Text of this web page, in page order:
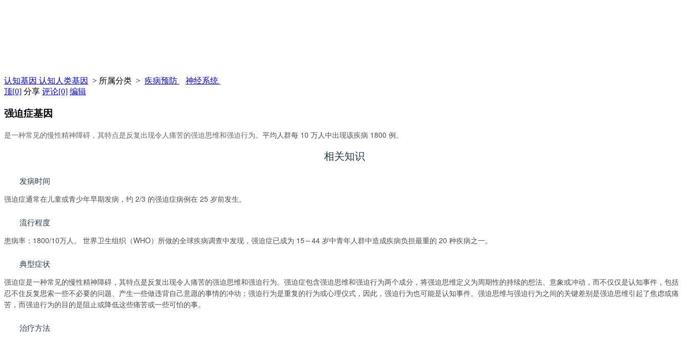
认知基因 认知人类基因 > 所属分类 > 疾病预防
神经系统
顶[0] 分享 评论[0] 编辑
强迫症基因
是一种常见的慢性精神障碍，其特点是反复出现令人痛苦的强迫思维和强迫行为。 平均人群每 10 万人中出现该疾病 1800 例。
相关知识
发病时间
强迫症通常在儿童或青少年早期发病，约 2/3 的强迫症病例在 25 岁前发生。
流行程度
患病率：1800/10万人。 世界卫生组织（WHO）所做的全球疾病调查中发现，强迫症已成为 15～44 岁中青年人群中造成疾病负担最重的 20 种疾病之一。
典型症状
强迫症是一种常见的慢性精神障碍，其特点是反复出现令人痛苦的强迫思维和强迫行为。强迫症包含强迫思维和强迫行为两个成分，将强迫思维定义为周期性的持续的想法、意象或冲动，而不仅仅是认知事件，包括
忍不住反复思索一些不必要的问题、产生一些做违背自己意愿的事情的冲动；强迫行为是重复的行为或心理仪式，因此，强迫行为也可能是认知事件。强迫思维与强迫行为之间的关键差别是强迫思维引起了焦虑或痛
苦，而强迫行为的目的是阻止或降低这些痛苦或一些可怕的事。
治疗方法